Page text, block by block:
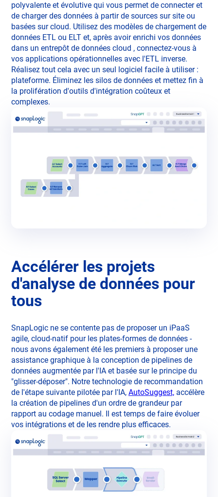
polyvalente et évolutive qui vous permet de connecter et
de charger des données à partir de sources sur site ou
basées sur cloud. Utilisez des modèles de chargement de
données ETL ou ELT et, après avoir enrichi vos données
dans un entrepôt de données cloud , connectez-vous à
vos applications opérationnelles avec l'ETL inverse.
Réalisez tout cela avec un seul logiciel facile à utiliser :
plateforme. Éliminez les silos de données et mettez fin à
la prolifération d'outils d'intégration coûteux et
complexes.
Accélérer les projets
d'analyse de données pour
tous
SnapLogic ne se contente pas de proposer un iPaaS
agile, cloud-natif pour les plates-formes de données -
nous avons également été les premiers à proposer une
assistance graphique à la conception de pipelines de
données augmentée par l'IA et basée sur le principe du
"glisser-déposer". Notre technologie de recommandation
de l'étape suivante pilotée par l'IA, AutoSuggest, accélère
la création de pipelines d'un ordre de grandeur par
rapport au codage manuel. Il est temps de faire évoluer
vos intégrations et de les rendre plus efficaces.